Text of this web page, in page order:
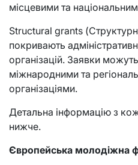
місцевими та
Structural grants
покривають
організацій. Заявки
міжнародними та
організаціями.
Детальна інформацію з
нижче.
Європейська молодіжна